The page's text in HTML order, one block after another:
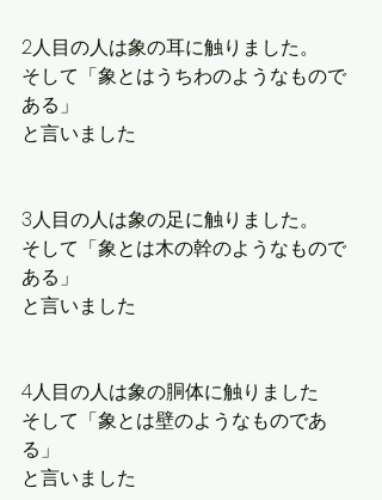
2人目の人は象の耳に触りました。
そして「象とはうちわのようなもので
ある」
と言いました
3人目の人は象の足に触りました。
そして「象とは木の幹のようなもので
ある」
と言いました
4人目の人は象の胴体に触りました
そして「象とは壁のようなものであ
る」
と言いました